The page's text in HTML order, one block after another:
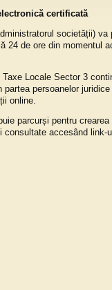
certificată
societății)
24 de ore din momentul
Locale Sector 3
persoanelor
online.
parcurși pentru
consultate accesând link-